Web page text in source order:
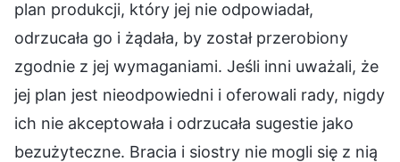
plan produkcji, który jej nie odpowiadał,
odrzucała go i żądała, by został przerobiony
zgodnie z jej wymaganiami. Jeśli inni uważali, że
jej plan jest nieodpowiedni i oferowali rady, nigdy
ich nie akceptowała i odrzucała sugestie jako
bezużyteczne. Bracia i siostry nie mogli się z nią